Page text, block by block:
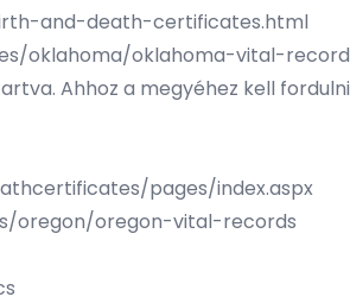
and-death-certificates.html
oklahoma/oklahoma-vital-
Ahhoz a megyéhez kell
pages/index.aspx
oregon/oregon-vital-records